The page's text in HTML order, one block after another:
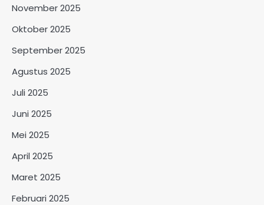
November 2025
Oktober 2025
September 2025
Agustus 2025
Juli 2025
Juni 2025
Mei 2025
April 2025
Maret 2025
Februari 2025